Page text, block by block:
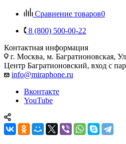
Сравнение товаров0
8 (800) 500-00-22
Контактная информация
г. Москва, м. Багратионовская,
Центр Багратионовский, вход с
info@miraphone.ru
Вконтакте
YouTube